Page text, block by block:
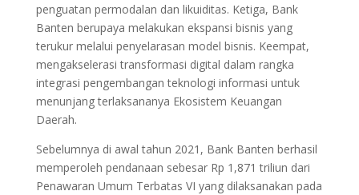
penguatan permodalan dan likuiditas. Ketiga, Bank
Banten berupaya melakukan ekspansi bisnis yang
terukur melalui penyelarasan model bisnis. Keempat,
mengakselerasi transformasi digital dalam rangka
integrasi pengembangan teknologi informasi untuk
menunjang terlaksananya Ekosistem Keuangan
Daerah.
Sebelumnya di awal tahun 2021, Bank Banten berhasil
memperoleh pendanaan sebesar Rp 1,871 triliun dari
Penawaran Umum Terbatas VI yang dilaksanakan pada